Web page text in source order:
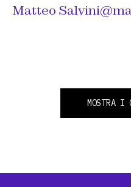
Matteo
MOSTRA I